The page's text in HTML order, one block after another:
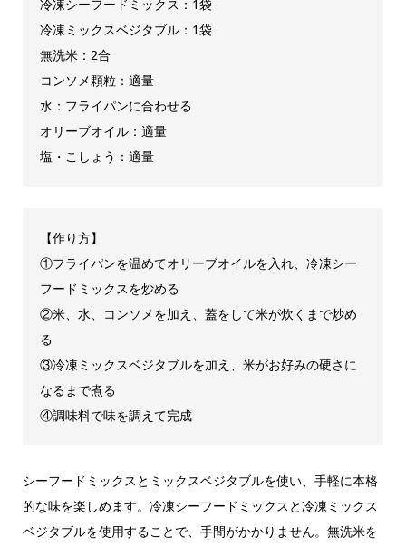
冷凍シーフードミックス：1袋
冷凍ミックスベジタブル：1袋
無洗米：2合
コンソメ顆粒：適量
水：フライパンに合わせる
オリーブオイル：適量
塩・こしょう：適量
【作り方】
①フライパンを温めてオリーブオイルを入れ、冷凍シー
フードミックスを炒める
②米、水、コンソメを加え、蓋をして米が炊くまで炒め
る
③冷凍ミックスベジタブルを加え、米がお好みの硬さに
なるまで煮る
④調味料で味を調えて完成
シーフードミックスとミックスベジタブルを使い、手軽に本格
的な味を楽しめます。冷凍シーフードミックスと冷凍ミックス
ベジタブルを使用することで、手間がかかりません。無洗米を